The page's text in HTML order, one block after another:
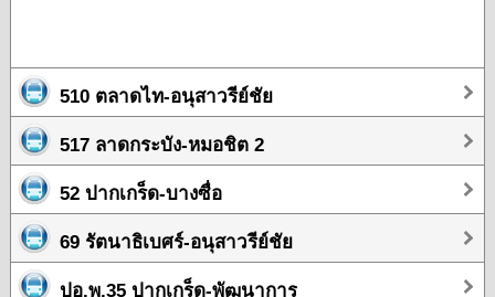
510 ตลาดไท-อนุสาวรีย์ชัย
517 ลาดกระบัง-หมอชิต 2
52 ปากเกร็ด-บางซื่อ
69 รัตนาธิเบศร์-อนุสาวรีย์ชัย
ปอ.พ.35 ปากเกร็ด-พัฒนาการ